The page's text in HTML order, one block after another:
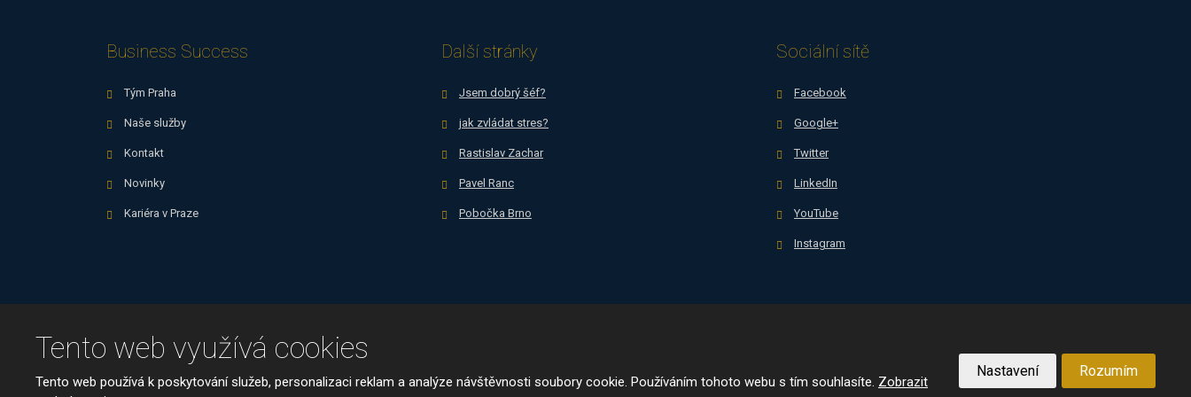
Business Success
Tým Praha
Naše služby
Kontakt
Novinky
Kariéra v Praze
Další stránky
Jsem dobrý šéf?
jak zvládat stres?
Rastislav Zachar
Pavel Ranc
Pobočka Brno
Sociální sítě
Facebook
Google+
Twitter
LinkedIn
YouTube
Instagram
© 2026, Business Success, spol. s r.o.
Mapa stránek |Podmínky použití
VYROBILA
Tento web využívá cookies
Tento web používá k poskytování služeb, personalizaci reklam a analýze návštěvnosti soubory cookie. Používáním tohoto webu s tím souhlasíte. Zobrazit
Nastavení Rozumím